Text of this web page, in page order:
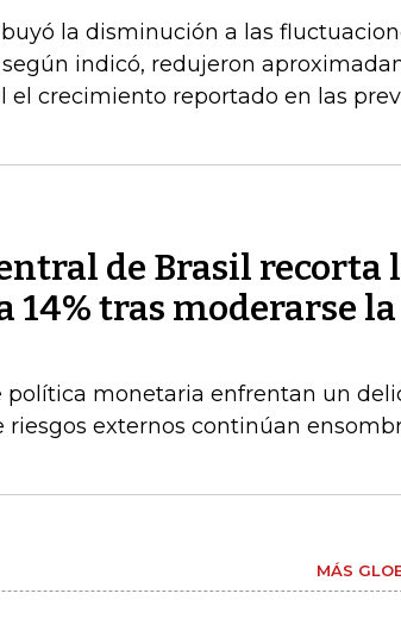
la disminución a las
indicó, redujeron
el crecimiento reportado en las
de Brasil recorta
14% tras moderarse la
política monetaria enfrentan un
riesgos externos continúan
MÁS